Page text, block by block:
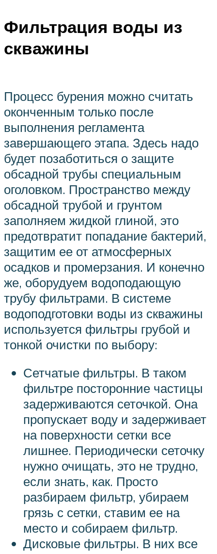
Фильтрация воды из
скважины
Процесс бурения можно считать
оконченным только после
выполнения регламента
завершающего этапа. Здесь надо
будет позаботиться о защите
обсадной трубы специальным
оголовком. Пространство между
обсадной трубой и грунтом
заполняем жидкой глиной, это
предотвратит попадание бактерий,
защитим ее от атмосферных
осадков и промерзания. И конечно
же, оборудуем водоподающую
трубу фильтрами. В системе
водоподготовки воды из скважины
используется фильтры грубой и
тонкой очистки по выбору:
Сетчатые фильтры. В таком
фильтре посторонние частицы
задерживаются сеточкой. Она
пропускает воду и задерживает
на поверхности сетки все
лишнее. Периодически сеточку
нужно очищать, это не трудно,
если знать, как. Просто
разбираем фильтр, убираем
грязь с сетки, ставим ее на
место и собираем фильтр.
Дисковые фильтры. В них все